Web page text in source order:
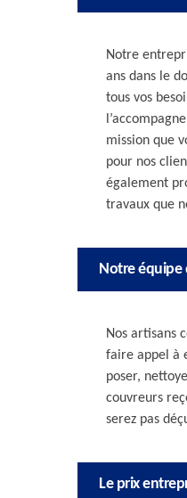
Notre
ans dans le
tous vos
mission que
pour nos
également
travaux que
Notre équipe
Nos artisans
faire appel à
poser,
couvreurs
serez pas
Le prix